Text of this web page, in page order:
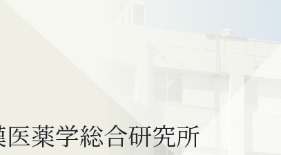
薬学総合研究所